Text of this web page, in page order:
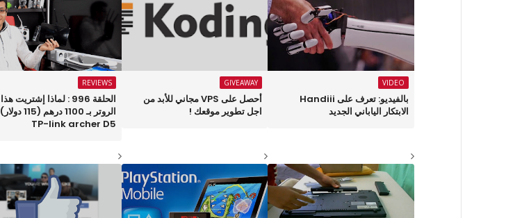
VIDEO
بالفيديو: تعرف على Handiii
الابتكار الياباني الجديد
GIVEAWAY
أحصل على VPS مجاني للأبد من
اجل تطوير موقعك !
REVIEWS
الحلقة 996 : لماذا إشتريت هذا
الروتر بـ 1100 درهم (115 دولار)
TP-link archer D5